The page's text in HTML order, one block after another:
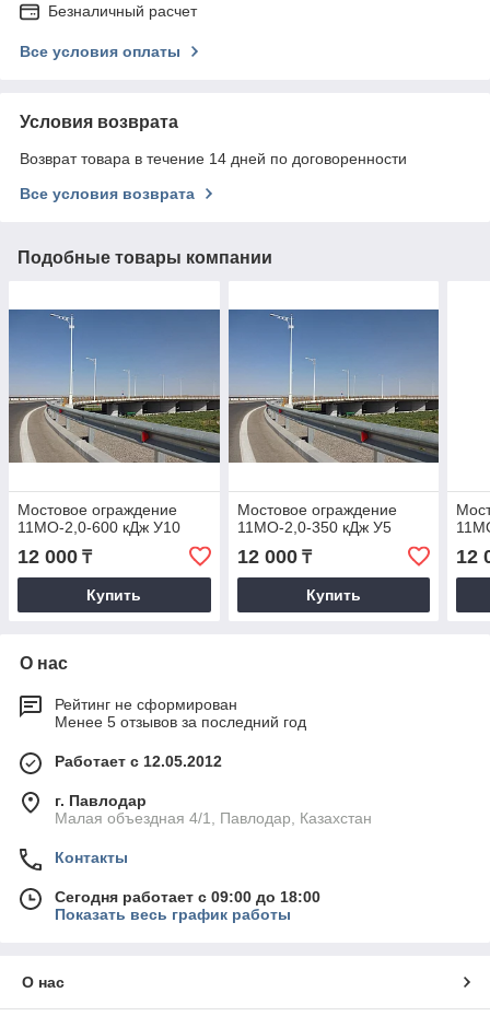
Безналичный расчет
Все условия оплаты
Условия возврата
Возврат товара в течение 14 дней по договоренности
Все условия возврата
Подобные товары компании
Мостовое ограждение
11МО-2,0-600 кДж У10
12 000 ₸
Купить
Мостовое ограждение
11МО-2,0-350 кДж У5
12 000₸
Купить
12
О нас
Рейтинг не сформирован
Менее 5 отзывов за последний год
Работает с 12.05.2012
г. Павлодар
Малая объездная 4/1, Павлодар, Казахстан
Контакты
Сегодня работает с 09:00 до 18:00
Показать весь график работы
О нас